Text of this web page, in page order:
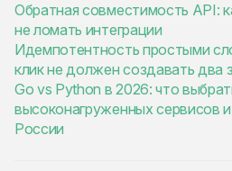
Обратная совместимость API:
не ломать интеграции
Идемпотентность простыми
клик не должен создавать два
Go vs Python в 2026: что
высоконагруженных сервисов
России